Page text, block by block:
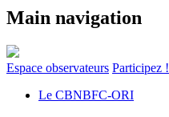
Main navigation
Espace observateurs Participez !
Le CBNBFC-ORI